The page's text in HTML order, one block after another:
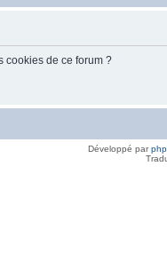
cookies de ce forum ?
Développé par